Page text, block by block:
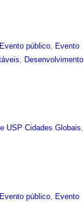
Evento público Evento
Desenvolvimento
USP Cidades Globais,
Evento público, Evento